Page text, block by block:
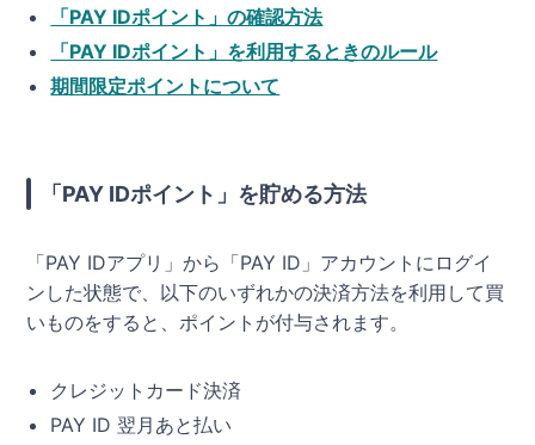
「PAY IDポイント」の確認方法
「PAY IDポイント」を利用するときのルール
期間限定ポイントについて
「PAY IDポイント」を貯める方法
「PAY IDアプリ」から「PAY ID」アカウントにログイ
ンした状態で、以下のいずれかの決済方法を利用して買
いものをすると、ポイントが付与されます。
クレジットカード決済
PAY ID 翌月あと払い